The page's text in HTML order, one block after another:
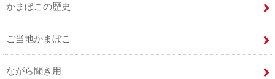
かまぼこの歴史
ご当地かまぼこ
ながら聞き用